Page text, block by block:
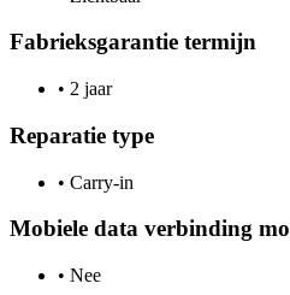
Fabrieksgarantie termijn
• 2 jaar
Reparatie type
• Carry-in
Mobiele data verbinding
• Nee